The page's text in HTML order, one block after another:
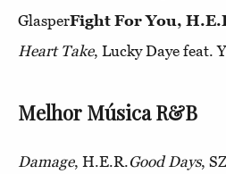
GlasperFight For You,
Heart Take, Lucky Daye feat.
Melhor Música R&B
Damage, H.E.R.Good Days,